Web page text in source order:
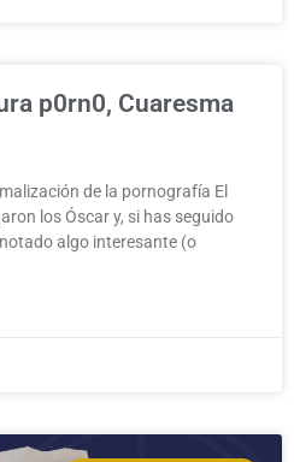
p0rn0, Cuaresma
de la pornografía El
los Óscar y, si has seguido
algo interesante (o